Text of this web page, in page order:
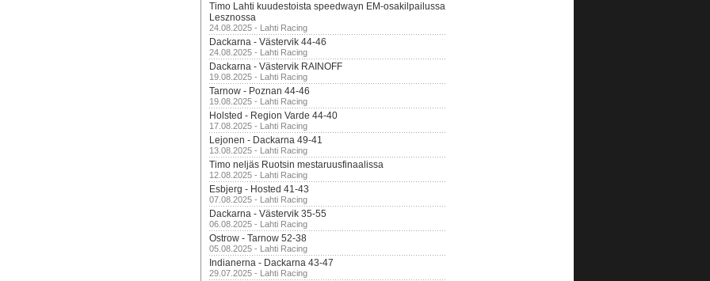
Timo Lahti kuudestoista speedwayn EM-osakilpailussa
Lesznossa
24.08.2025 - Lahti Racing
Dackarna - Västervik 44-46
24.08.2025 - Lahti Racing
Dackarna - Västervik RAINOFF
19.08.2025 - Lahti Racing
Tarnow - Poznan 44-46
19.08.2025 - Lahti Racing
Holsted - Region Varde 44-40
17.08.2025 - Lahti Racing
Lejonen - Dackarna 49-41
13.08.2025 - Lahti Racing
Timo neljäs Ruotsin mestaruusfinaalissa
12.08.2025 - Lahti Racing
Esbjerg - Hosted 41-43
07.08.2025 - Lahti Racing
Dackarna - Västervik 35-55
06.08.2025 - Lahti Racing
Ostrow - Tarnow 52-38
05.08.2025 - Lahti Racing
Indianerna - Dackarna 43-47
29.07.2025 - Lahti Racing